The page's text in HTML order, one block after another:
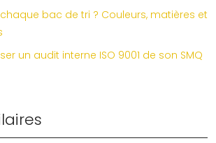
bac de tri ? Couleurs, matières et
un audit interne ISO 9001 de son SMQ